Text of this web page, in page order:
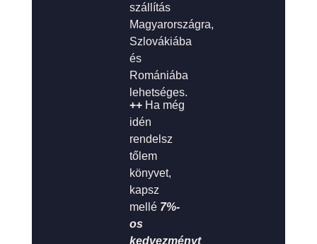
szállítás
Magyarországra,
Szlovákiába
és
Romániába
lehetséges.
++Ha még
idén
rendelsz
tőlem
könyvet,
kapsz
mellé 7%-
os
kedvezményt